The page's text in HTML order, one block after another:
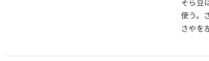
使う。
さやを